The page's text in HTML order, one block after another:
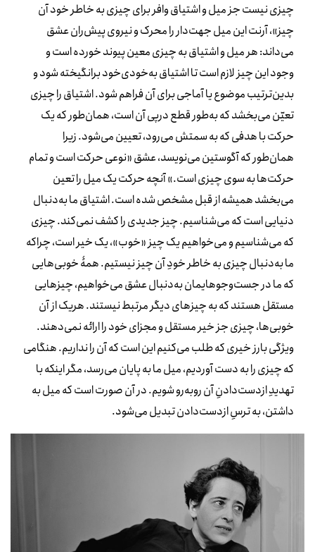
چیزی نیست جز میل و اشتیاق وافر برای چیزی به خاطر خود آن
چیز»، آرنت این میل جهت‌دار را محرک و نیروی پیش‌ران عشق
می‌داند: هر میل و اشتیاق به چیزی معین پیوند خورده است و
وجود این چیز لازم است تا اشتیاق به‌خودی‌خود برانگیخته شود و
بدین‌ترتیب موضوع یا آماجی برای آن فراهم شود. اشتیاق را چیزی
تعیّن می‌بخشد که به‌طور قطع درپی آن است، همان‌طور که یک
حرکت با هدفی که به سمتش می‌رود، تعیین می‌شود. زیرا
همان‌طور که آگوستین می‌نویسد، عشق «نوعی حرکت است و تمام
حرکت‌ها به سوی چیزی است.» آنچه حرکت یک میل را تعین
می‌بخشد همیشه از قبل مشخص شده است. اشتیاق ما به‌دنبال
دنیایی است که می‌شناسیم. چیز جدیدی را کشف نمی‌کند. چیزی
که می‌شناسیم و می‌خواهیم یک چیز «خوب»، یک خیر است، چراکه
ما به‌دنبال چیزی به خاطر خودِ آن چیز نیستیم. همۀ خوبی‌هایی
که ما در جست‌وجوهایمان به‌دنبال عشق می‌خواهیم، چیزهایی
مستقل هستند که به چیزهای دیگر مرتبط نیستند. هریک از آن
خوبی‌ها، چیزی جز خیر مستقل و مجزای خود را ارائه نمی‌دهند.
ویژگی بارز خیری که طلب می‌کنیم این است که آن را نداریم. هنگامی
که چیزی را به دست آوردیم، میل ما به پایان می‌رسد، مگر اینکه با
تهدیدِ ازدست‌دادنِ آن روبه‌رو شویم. در آن صورت است که میل به
داشتن، به ترسِ ازدست‌دادن تبدیل می‌شود.